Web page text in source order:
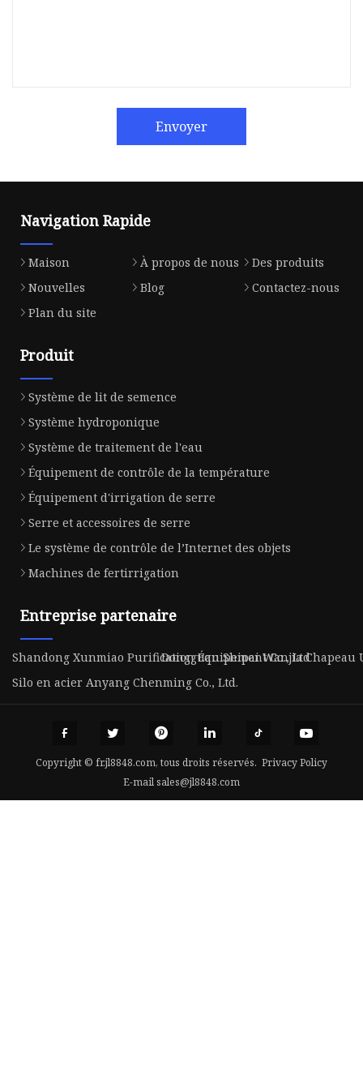
Envoyer
Navigation Rapide
Maison À propos de nous
Des produits
Nouvelles
Blog
Contactez-nous
Plan du site
Produit
Système de lit de semence
Système hydroponique
Système de traitement de l'eau
Équipement de contrôle de la température
Équipement d'irrigation de serre
Serre et accessoires de serre
Le système de contrôle de l’Internet des objets
Machines de fertirrigation
Entreprise partenaire
Shandong Xunmiao Purification Équipement Co., Ltd
Dongguan Shipai Wanjia Chapeau
Silo en acier Anyang Chenming Co., Ltd.
Copyright © fr.jl8848.com, tous droits réservés. Privacy Policy
E-mail sales@jl8848.com